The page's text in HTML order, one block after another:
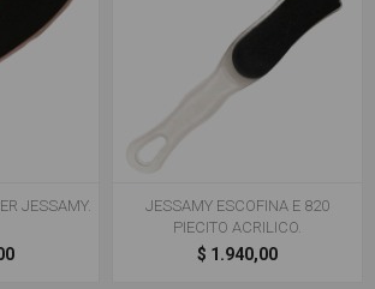
JESSAMY.
JESSAMY ESCOFINA E 820
PIECITO ACRILICO.
$ 1.940,00